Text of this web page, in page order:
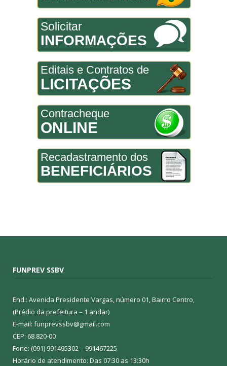
Solicitar
INFORMAÇÕES
Editais e Contratos de
LICITAÇÕES
Contracheque
ONLINE
Recadastramento dos
BENEFICIÁRIOS
FUNPREV SSBV
End.: Avenida Presidente Vargas, número 01, Bairro Centro,
(Prédio da prefeitura – 1 andar)
E-mail: funprevssbv@gmail.com
CEP: 68.820-00
Fone: (091) 991495302 – 991467225
Horário de atendimento: Das 07:30 as 13:30h